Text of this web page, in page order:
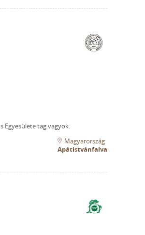
Egyesülete tag vagyok.
Magyarország
Apátistvánfalva